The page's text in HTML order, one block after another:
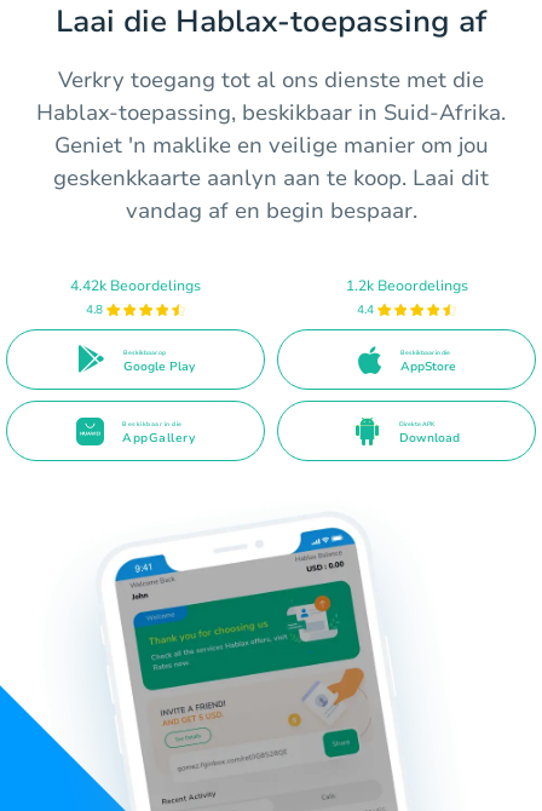
Laai die Hablax-toepassing af
Verkry toegang tot al ons dienste met die
Hablax-toepassing, beskikbaar in Suid-Afrika.
Geniet 'n maklike en veilige manier om jou
geskenkkaarte aanlyn aan te koop. Laai dit
vandag af en begin bespaar.
4.42k Beoordelings
4.8
Beskikbaar op
Google Play
1.2k Beoordelings
4.4
Beskikbaar in die
AppStore
Beskikbaar in die
AppGallery
Direkte APK
Download